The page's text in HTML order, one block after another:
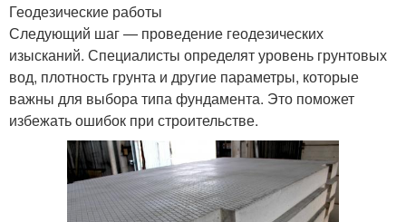
Геодезические работы
Следующий шаг — проведение геодезических
изысканий. Специалисты определят уровень грунтовых
вод, плотность грунта и другие параметры, которые
важны для выбора типа фундамента. Это поможет
избежать ошибок при строительстве.